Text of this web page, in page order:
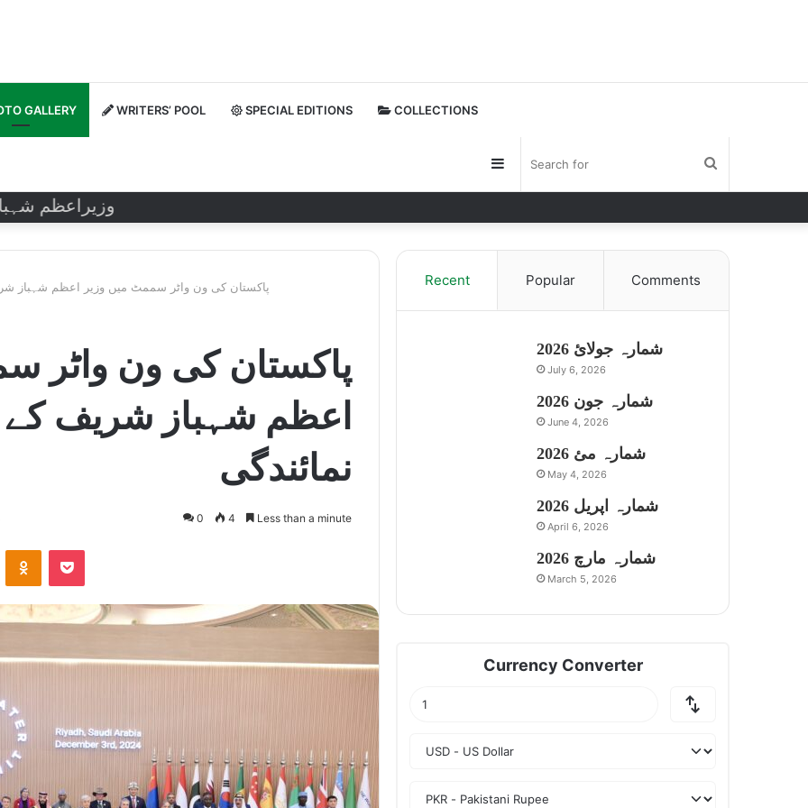
GALLERY WRITERS’ POOL SPECIAL EDITIONS COLLECTIONS
Sidebar
وزیراعظم شہباز
پاکستان کی ون واٹر سممٹ میں وزیر اعظم شہباز
پاکستان کی ون واٹر
اعظم شہباز شریف کے
نمائندگی
0 4 Less than a minute
Recent Popular Comments
شمارہ جولائ 2026
July 6, 2026
شمارہ جون 2026
June 4, 2026
شمارہ مئ 2026
May 4, 2026
شمارہ اپریل 2026
April 6, 2026
شمارہ مارچ 2026
March 5, 2026
Currency Converter